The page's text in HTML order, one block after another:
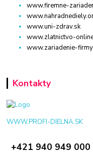
www.firemne-
www.uni-zdrav.sk
www.zlatnictvo-
www.zariadenie-
Kontakty
WWW.PROFI-DIELNA.SK
+421 940 949 000